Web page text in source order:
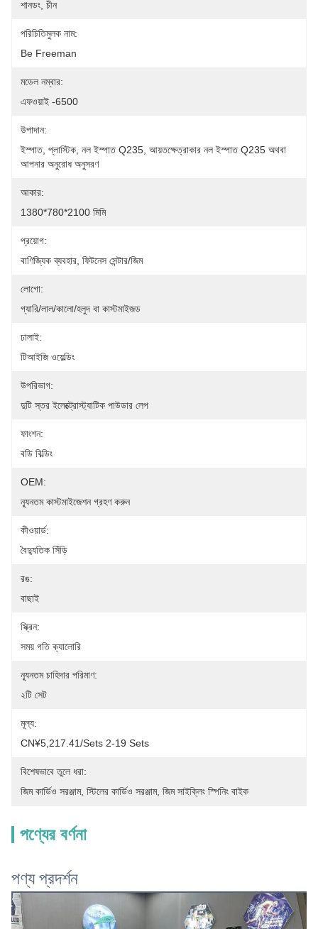
শানডং, চীন
পরিচিতিমুলক নাম:
Be Freeman
মডেল নম্বার:
এফওয়াই -6500
উপাদান:
ইস্পাত, প্লাস্টিক, নল ইস্পাত Q235, আয়তক্ষেত্রাকার নল ইস্পাত Q235 অথবা
আপনার অনুরোধ অনুসরণ
আকার:
1380*780*2100 মিমি
প্রয়োগ:
বাণিজ্যিক ব্যবহার, ফিটনেস সেন্টার/জিম
লোগো:
গ্যারি/লাল/কালো/হলুদ বা কাস্টমাইজড
ঢালাই:
টিআইজি ওয়েল্ডিং
উপরিভাগ:
দুটি স্তর ইলেক্ট্রোস্ট্যাটিক পাউডার লেপ
ফাংশন:
বডি বিল্ডিং
OEM:
ন্যূনতম কাস্টমাইজেশন গ্রহণ করুন
কীওয়ার্ড:
বৈদ্যুতিক সিঁড়ি
রঙ:
বাছাই
স্ক্রিন:
সময় গতি ক্যালোরি
ন্যূনতম চাহিদার পরিমাণ:
২টি সেট
মূল্য:
CN¥5,217.41/sets 2-19 Sets
বিশেষভাবে তুলে ধরা:
জিম কার্ডিও সরঞ্জাম, স্টিলের কার্ডিও সরঞ্জাম, জিম সাইক্লিং স্পিনিং বাইক
পণ্যের বর্ণনা
পণ্য প্রদর্শন